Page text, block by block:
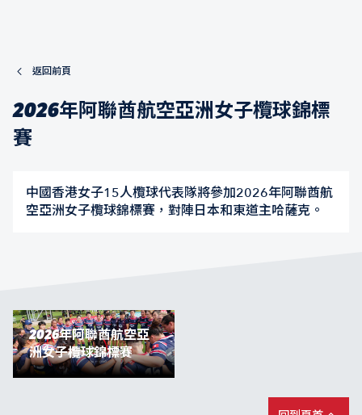
返回前頁
2026年阿聯酋航空亞洲女子欖球錦標
賽
中國香港女子15人欖球代表隊將參加2026年阿聯酋航
空亞洲女子欖球錦標賽，對陣日本和東道主哈薩克。
2026年阿聯酋航空亞
洲女子欖球錦標賽